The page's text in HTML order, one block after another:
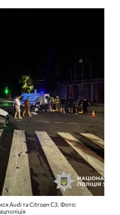
Audi та Citroen C3. Фото: